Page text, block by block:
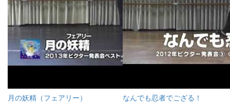
月の妖精（フェアリー） なんでも忍者でござる！